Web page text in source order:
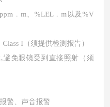
ppm﹒m、%LEL﹒m以及%V
Class I （须提供检测报告）
避免眼镜受到直接照射
（须
警、声音报警